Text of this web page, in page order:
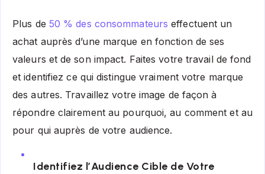
Plus de 50 % des consommateurs effectuent un
achat auprès d’une marque en fonction de ses
valeurs et de son impact. Faites votre travail de fond
et identifiez ce qui distingue vraiment votre marque
des autres. Travaillez votre image de façon à
répondre clairement au pourquoi, au comment et au
pour qui auprès de votre audience.
Identifiez l’Audience Cible de Votre